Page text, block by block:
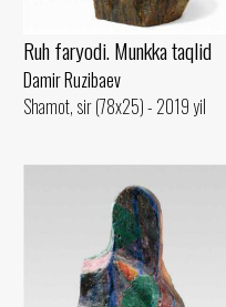
Ruh faryodi. Munkka taqlid
Damir Ruzibaev
Shamot, sir (78x25) - 2019 yil